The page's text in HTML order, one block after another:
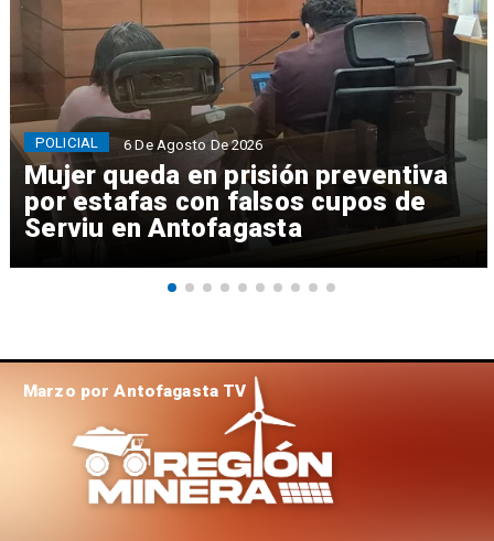
Mujer queda en prisión preventiva
por estafas con falsos cupos de
Serviu en Antofagasta
POLICIAL 6 De Agosto De 2026
Marzo por Antofagasta TV